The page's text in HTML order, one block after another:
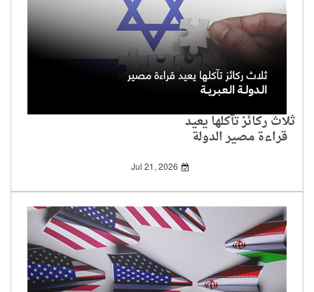
ثلاث ركائز تآكلها يعيد
قراءة مصير الدولة
Jul 21, 2026